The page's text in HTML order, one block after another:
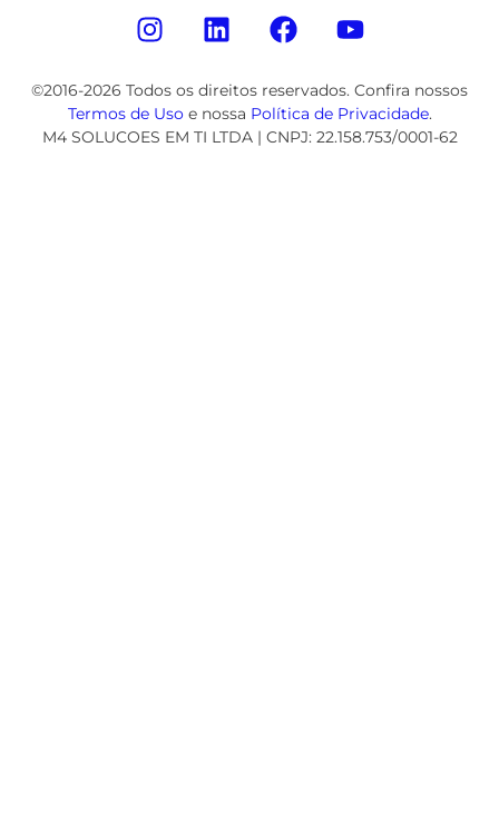
©2016-2026 Todos os direitos reservados. Confira nossos
Termos de Usoe nossa Política de Privacidade.
M4 SOLUCOES EM TI LTDA | CNPJ: 22.158.753/0001-62